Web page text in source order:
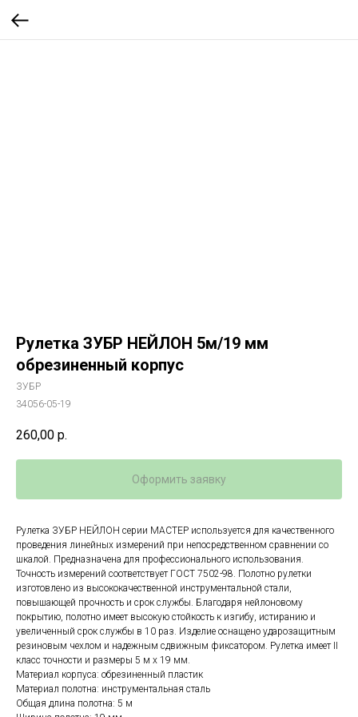
Рулетка ЗУБР НЕЙЛОН 5м/19 мм
обрезиненный корпус
ЗУБР
34056-05-19
260,00 р.
Оформить заявку
Рулетка ЗУБР НЕЙЛОН серии МАСТЕР используется для качественного
проведения линейных измерений при непосредственном сравнении со
шкалой. Предназначена для профессионального использования.
Точность измерений соответствует ГОСТ 7502-98. Полотно рулетки
изготовлено из высококачественной инструментальной стали,
повышающей прочность и срок службы. Благодаря нейлоновому
покрытию, полотно имеет высокую стойкость к изгибу, истиранию и
увеличенный срок службы в 10 раз. Изделие оснащено ударозащитным
резиновым чехлом и надежным сдвижным фиксатором. Рулетка имеет II
класс точности и размеры 5 м х 19 мм.
Материал корпуса: обрезиненный пластик
Материал полотна: инструментальная сталь
Общая длина полотна: 5 м